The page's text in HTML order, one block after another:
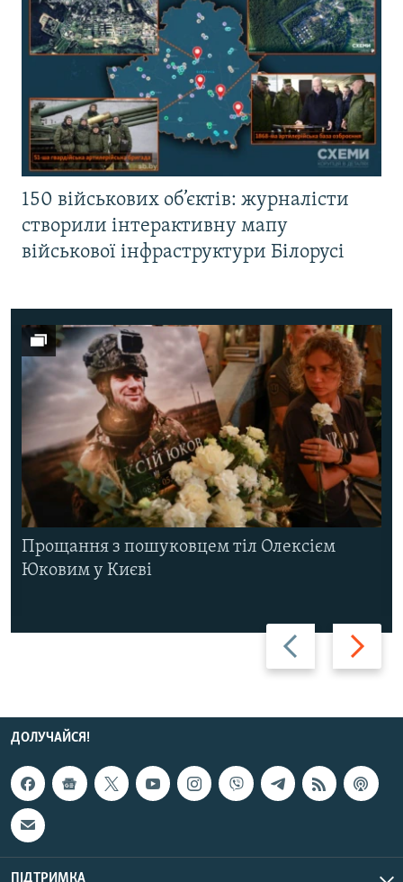
150 військових об’єктів: журналісти
створили інтерактивну мапу
військової інфраструктури Білорусі
Назад Вперед
Прощання з пошуковцем тіл Олексієм
Юковим у Києві
ДОЛУЧАЙСЯ!
ПІДТРИМКА